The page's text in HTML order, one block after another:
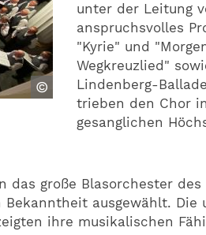
©
unter der Leitung
anspruchsvolles
"Kyrie" und
Wegkreuzlied"
Lindenberg-
trieben den Chor
gesanglichen
große Blasorchester des
ausgewählt. Die
ihre musikalischen